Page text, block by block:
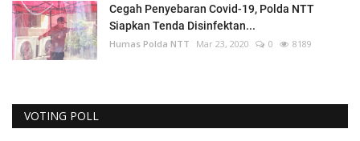
Cegah Penyebaran Covid-19, Polda NTT
Siapkan Tenda Disinfektan...
Humas Polda NTT Mar 23, 2020 0 8189
VOTING POLL